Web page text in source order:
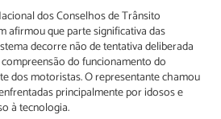
dos Conselhos de Trânsito
afirmou que parte significativa das
decorre não de tentativa deliberada
do funcionamento do
dos motoristas. O representante chamou
principalmente por idosos e
à tecnologia.